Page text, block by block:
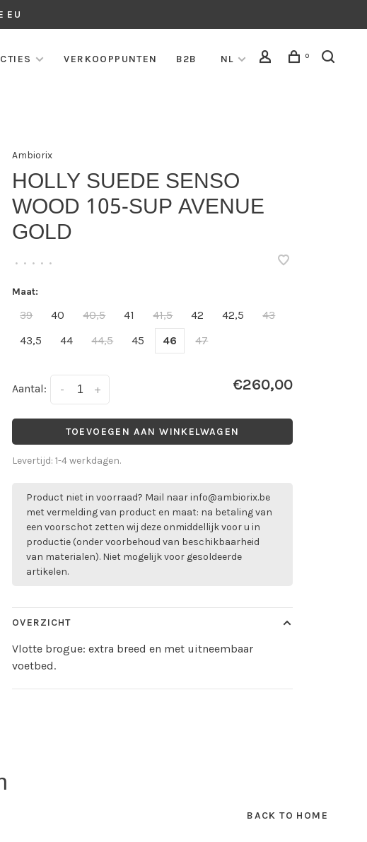
EU
VERKOOPPUNTEN B2B NL 0
Ambiorix
HOLLY SUEDE SENSO
WOOD 105-SUP AVENUE
GOLD
• • • • •
Maat:
39 40 40,5 41 41,5 42 42,5
43
43,5
44 44,5 45 46 47
Aantal: +
- €260,00
TOEVOEGEN AAN WINKELWAGEN
Levertijd: 1-4 werkdagen.
Product niet in voorraad? Mail naarinfo@ambiorix.be
met vermelding van product en maat: na betaling van
een voorschot zetten wij deze onmiddellijk voor u in
productie (onder voorbehoud van beschikbaarheid
van materialen). Niet mogelijk voor gesoldeerde
artikelen.
OVERZICHT
Vlotte brogue: extra breed en met uitneembaar
voetbed.
BACK TO HOME